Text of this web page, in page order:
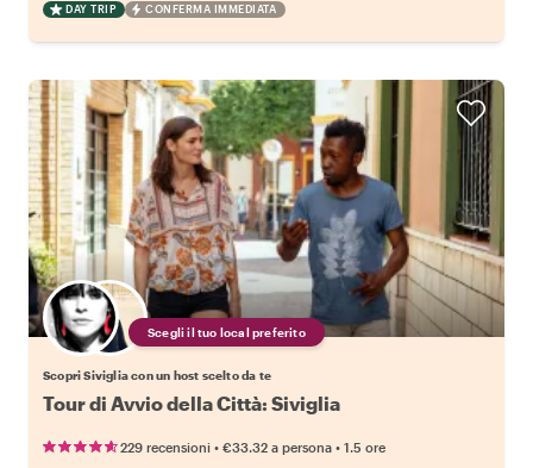
DAY TRIP CONFERMA IMMEDIATA
Scegli il tuo local preferito
Scopri Siviglia con un host scelto da te
Tour di Avvio della Città: Siviglia
229 recensioni • €33.32 a persona • 1.5 ore